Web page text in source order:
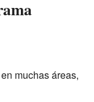
muchas áreas,